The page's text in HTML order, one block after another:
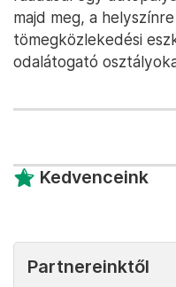
majd meg, a
tömegközlekedési
odalátogató
Kedvenceink
Partnereinktől